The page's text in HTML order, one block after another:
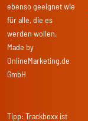
ebenso geeignet wie
für alle, die es
werden wollen.
Made by
OnlineMarketing.de
GmbH
Tipp: Trackboxx ist